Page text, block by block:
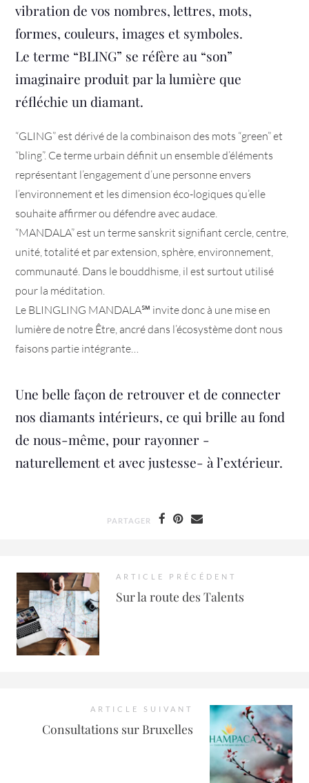
vibration de vos nombres, lettres, mots,
formes, couleurs, images et symboles.
Le terme “BLING” se réfère au “son”
imaginaire produit par la lumière que
réfléchie un diamant.
“GLING” est dérivé de la combinaison des mots “green” et
“bling”. Ce terme urbain définit un ensemble d’éléments
représentant l’engagement d’une personne envers
l’environnement et les dimension éco-logiques qu’elle
souhaite affirmer ou défendre avec audace.
“MANDALA” est un terme sanskrit signifiant cercle, centre,
unité, totalité et par extension, sphère, environnement,
communauté. Dans le bouddhisme, il est surtout utilisé
pour la méditation.
Le BLINGLING MANDALA℠ invite donc à une mise en
lumière de notre Être, ancré dans l’écosystème dont nous
faisons partie intégrante…
Une belle façon de retrouver et de connecter
nos diamants intérieurs, ce qui brille au fond
de nous-même, pour rayonner -
naturellement et avec justesse- à l’extérieur.
PARTAGER
ARTICLE PRÉCÉDENT
Sur la route des Talents
ARTICLE SUIVANT
Consultations sur Bruxelles